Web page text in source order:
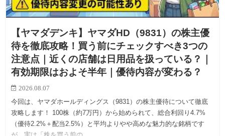
【ヤマダデンキ】ヤマダHD（9831）の株主優
待を徹底攻略！買う前にチェックすべき3つの
注意点｜近くの店舗は日用品を扱っている？｜
有効期限はおよそ半年｜優待内容が変わる？
2026.08.07
今回は、ヤマダホールディングス（9831）の株主優待について徹底
攻略します！ 100株（約7万円）から始められて、総合利回り4.7%
（優待2.2%＋配当2.5%）と平均よりやや高めな魅力的な銘柄です